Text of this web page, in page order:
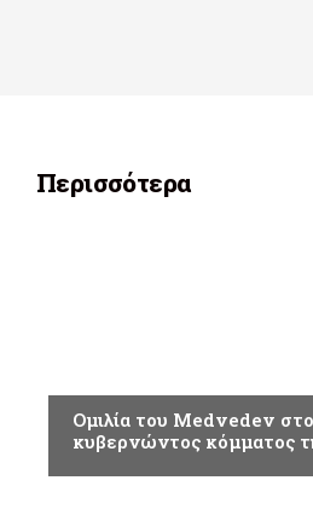
Περισσότερα
Ομιλία του Medvedev
κυβερνώντος κόμματος